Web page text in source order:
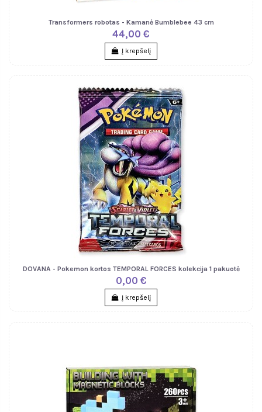
Transformers robotas - Kamanė Bumblebee 43 cm
44,00 €
Į krepšelį
DOVANA - Pokemon kortos TEMPORAL FORCES kolekcija 1 pakuotė
0,00 €
Į krepšelį